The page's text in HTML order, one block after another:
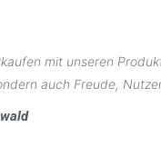
mit unseren
auch Freude,